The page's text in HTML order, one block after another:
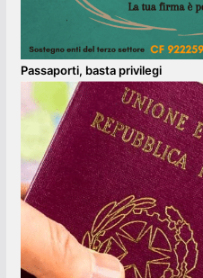
Passaporti, basta privilegi